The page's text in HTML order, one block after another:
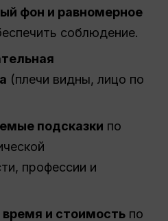
фон и равномерное
соблюдение.
(плечи видны, лицо по
подсказки по
профессии и
время и стоимостьпо